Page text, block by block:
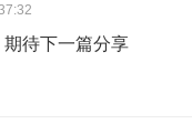
待下一篇分享